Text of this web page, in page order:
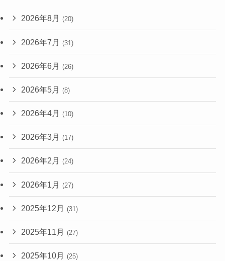
2026年8月 (20)
2026年7月 (31)
2026年6月 (26)
2026年5月 (8)
2026年4月 (10)
2026年3月 (17)
2026年2月 (24)
2026年1月 (27)
2025年12月 (31)
2025年11月 (27)
2025年10月 (25)